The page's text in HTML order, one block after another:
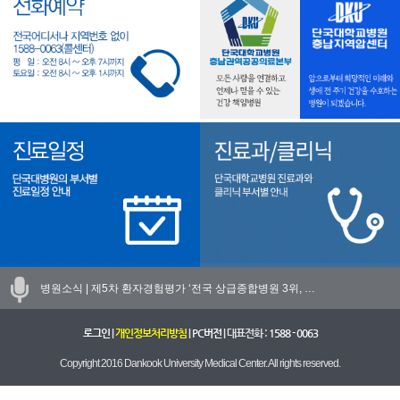
병원소식 | 제5차 환자경험평가 ‘전국 상급종합병원 3위, …
로그인| 개인정보처리방침| PC버전| 대표전화 : 1588 - 0063
Copyright 2016 Dankook University Medical Center. All rights reserved.